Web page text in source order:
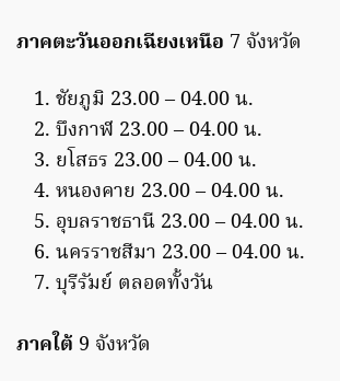
ภาคตะวันออกเฉียงเหนือ 7 จังหวัด
ชัยภูมิ 23.00 – 04.00 น.
บึงกาฬ 23.00 – 04.00 น.
ยโสธร 23.00 – 04.00 น.
หนองคาย 23.00 – 04.00 น.
อุบลราชธานี 23.00 – 04.00 น.
นครราชสีมา 23.00 – 04.00 น.
บุรีรัมย์ ตลอดทั้งวัน
ภาคใต้ 9 จังหวัด